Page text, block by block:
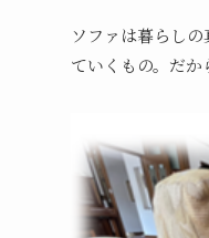
ソファは暮らし
ていくもの。だ